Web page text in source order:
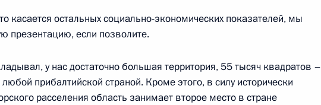
13:40 Москва, Кремль
года, пятница
касается остальных социально-экономических показателей, мы
презентацию, если позволите.
у нас достаточно большая территория, 55 тысяч квадратов –
прибалтийской страной. Кроме этого, в силу исторически
расселения область занимает второе место в стране